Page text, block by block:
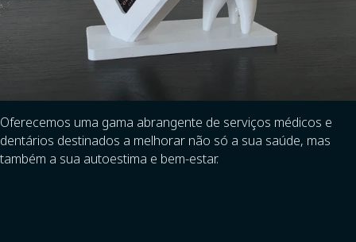
Oferecemos uma gama abrangente de serviços médicos e
dentários destinados a melhorar não só a sua saúde, mas
também a sua autoestima e bem-estar.